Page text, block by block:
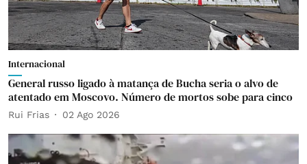
Internacional
General russo ligado à matança de Bucha seria o alvo de
atentado em Moscovo. Número de mortos sobe para cinco
Rui Frias 02 Ago 2026